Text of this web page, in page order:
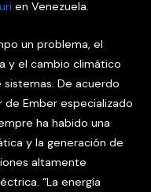
en Venezuela.
un problema, el
y el cambio climático
De acuerdo
de Ember especializado
ha habido una
y la generación de
altamente
“La energía